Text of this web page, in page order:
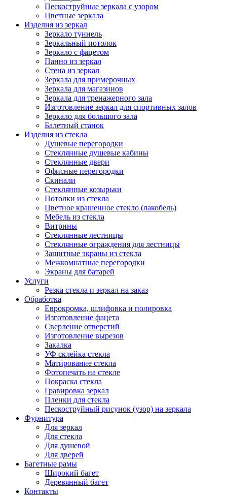
Пескоструйные зеркала с узором
Цветные зеркала
Изделия из зеркал
Зеркало туннель
Зеркальный потолок
Зеркало с фацетом
Панно из зеркал
Стена из зеркал
Зеркала для примерочных
Зеркала для магазинов
Зеркала для тренажерного зала
Изготовление зеркал для спортивных залов
Зеркало для большого зала
Балетный станок
Изделия из стекла
Душевые перегородки
Стеклянные душевые кабины
Стеклянные двери
Офисные перегородки
Скинали
Стеклянные козырьки
Потолки из стекла
Цветное крашенное стекло (лакобель)
Мебель из стекла
Витрины
Стеклянные лестницы
Стеклянные ограждения для лестницы
Защитные экраны из стекла
Межкомнатные перегородки
Экраны для батарей
Услуги
Резка стекла и зеркал на заказ
Обработка
Еврокромка, шлифовка и полировка
Изготовление фацета
Сверление отверстий
Изготовление вырезов
Закалка
УФ склейка стекла
Матирование стекла
Фотопечать на стекле
Покраска стекла
Гравировка зеркал
Пленки для стекла
Пескоструйный рисунок (узор) на зеркала
Фурнитура
Для зеркал
Для стекла
Для душевой
Для дверей
Багетные рамы
Широкий багет
Деревянный багет
Контакты